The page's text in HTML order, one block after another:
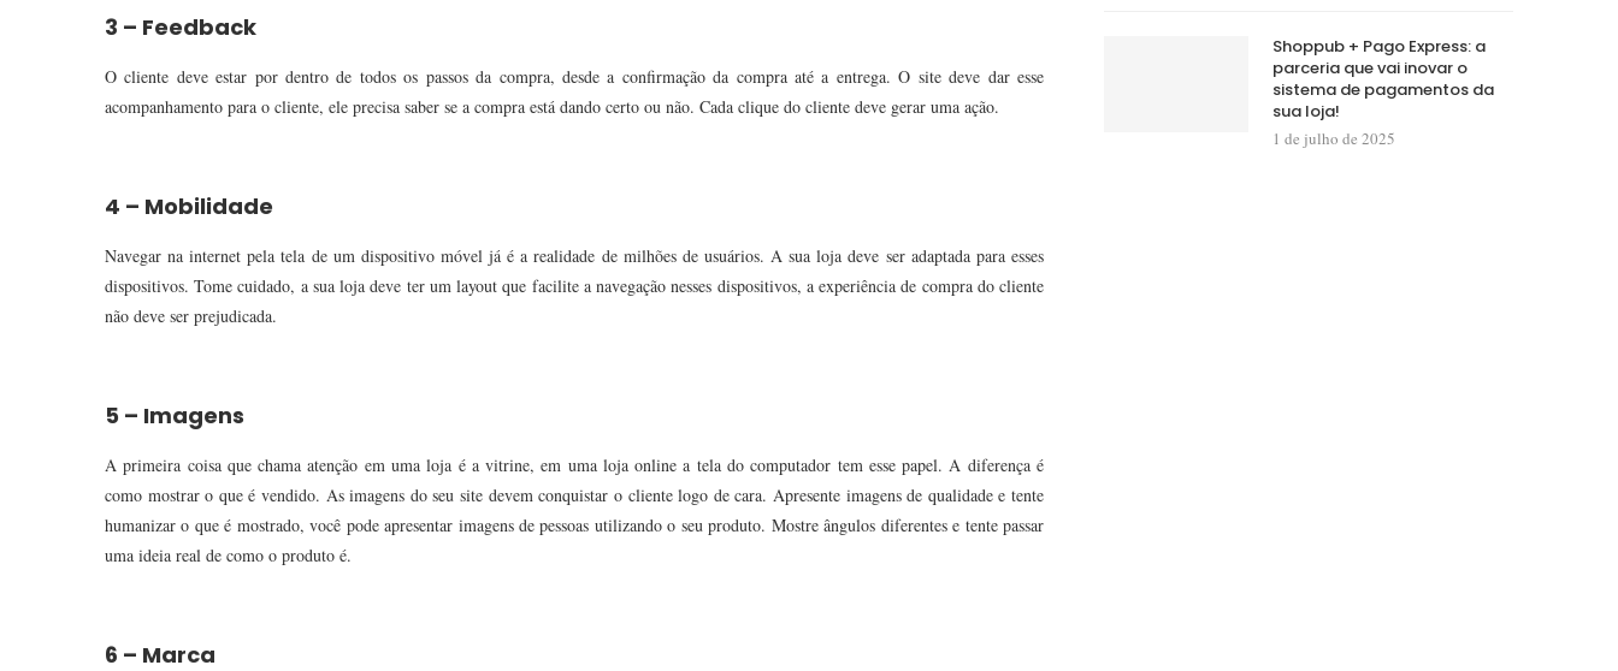
3 – Feedback
O cliente deve estar por dentro de todos os passos da compra, desde a confirmação da compra até a entrega. O site deve dar esse
acompanhamento para o cliente, ele precisa saber se a compra está dando certo ou não. Cada clique do cliente deve gerar uma ação.
4 – Mobilidade
Navegar na internet pela tela de um dispositivo móvel já é a realidade de milhões de usuários. A sua loja deve ser adaptada para esses
dispositivos. Tome cuidado, a sua loja deve ter um layout que facilite a navegação nesses dispositivos, a experiência de compra do cliente
não deve ser prejudicada.
5 – Imagens
A primeira coisa que chama atenção em uma loja é a vitrine, em uma loja online a tela do computador tem esse papel. A diferença é
como mostrar o que é vendido. As imagens do seu site devem conquistar o cliente logo de cara. Apresente imagens de qualidade e tente
humanizar o que é mostrado, você pode apresentar imagens de pessoas utilizando o seu produto. Mostre ângulos diferentes e tente passar
uma ideia real de como o produto é.
6 – Marca
Shoppub + Pago Express: a
parceria que vai inovar o
sistema de pagamentos da
sua loja!
1 de julho de 2025